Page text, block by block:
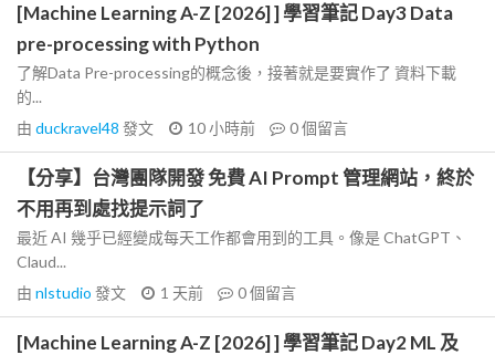
[Machine Learning A-Z [2026] ] 學習筆記 Day3 Data
pre-processing with Python
了解Data Pre-processing的概念後，接著就是要實作了 資料下載
的...
由 duckravel48 發文 10 小時前 0個留言
【分享】台灣團隊開發 免費 AI Prompt 管理網站，終於
不用再到處找提示詞了
最近 AI 幾乎已經變成每天工作都會用到的工具。像是 ChatGPT、
Claud...
由 nlstudio 發文 1 天前 0個留言
[Machine Learning A-Z [2026] ] 學習筆記 Day2 ML 及